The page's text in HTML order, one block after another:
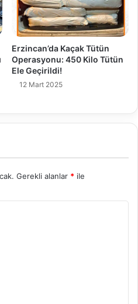
Erzincan’da Kaçak Tütün
Operasyonu: 450 Kilo Tütün
Ele Geçirildi!
12 Mart 2025
Gerekli alanlar * ile